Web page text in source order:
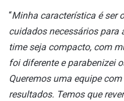
“Minha característica é ser
cuidados necessários para
time seja compacto, com
foi diferente e parabenizei
Queremos uma equipe
resultados. Temos que